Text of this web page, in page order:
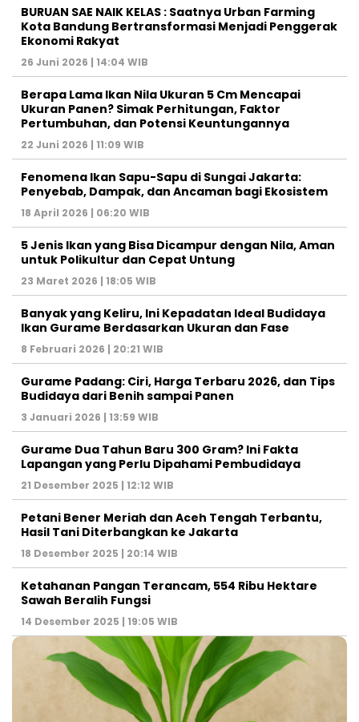
BURUAN SAE NAIK KELAS : Saatnya Urban Farming
Kota Bandung Bertransformasi Menjadi Penggerak
Ekonomi Rakyat
26 Juni 2026 | 14:04 WIB
Berapa Lama Ikan Nila Ukuran 5 Cm Mencapai
Ukuran Panen? Simak Perhitungan, Faktor
Pertumbuhan, dan Potensi Keuntungannya
22 Juni 2026 | 11:09 WIB
Fenomena Ikan Sapu-Sapu di Sungai Jakarta:
Penyebab, Dampak, dan Ancaman bagi Ekosistem
18 April 2026 | 06:20 WIB
5 Jenis Ikan yang Bisa Dicampur dengan Nila, Aman
untuk Polikultur dan Cepat Untung
23 Maret 2026 | 18:05 WIB
Banyak yang Keliru, Ini Kepadatan Ideal Budidaya
Ikan Gurame Berdasarkan Ukuran dan Fase
8 Februari 2026 | 20:21 WIB
Gurame Padang: Ciri, Harga Terbaru 2026, dan Tips
Budidaya dari Benih sampai Panen
3 Januari 2026 | 13:59 WIB
Gurame Dua Tahun Baru 300 Gram? Ini Fakta
Lapangan yang Perlu Dipahami Pembudidaya
21 Desember 2025 | 12:12 WIB
Petani Bener Meriah dan Aceh Tengah Terbantu,
Hasil Tani Diterbangkan ke Jakarta
18 Desember 2025 | 20:14 WIB
Ketahanan Pangan Terancam, 554 Ribu Hektare
Sawah Beralih Fungsi
14 Desember 2025 | 19:05 WIB